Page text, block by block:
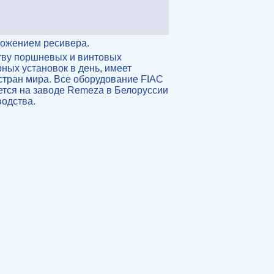
ресиверa.
поршневых и винтовых
установок в день, имеет
мира. Все оборудование FIAC
на заводе Remeza в Белоруссии